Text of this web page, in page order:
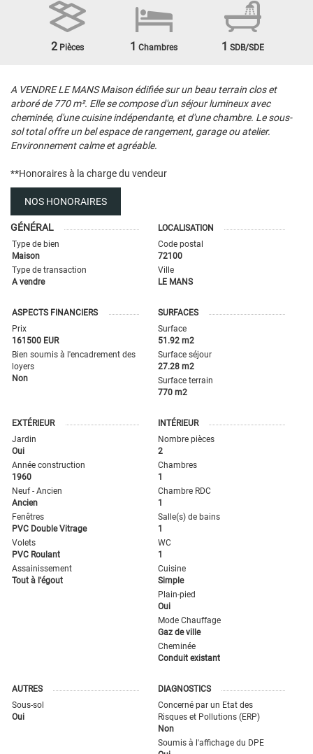
2 Pièces 1 Chambres 1 SDB/SDE
A VENDRE LE MANS Maison édifiée sur un beau terrain clos et
arboré de 770 m². Elle se compose d'un séjour lumineux avec
cheminée, d'une cuisine indépendante, et d'une chambre. Le sous-
sol total offre un bel espace de rangement, garage ou atelier.
Environnement calme et agréable.
**Honoraires à la charge du vendeur
NOS HONORAIRES
GÉNÉRAL
Type de bien
Maison
Type de transaction
A vendre
LOCALISATION
Code postal
72100
Ville
LE MANS
ASPECTS FINANCIERS
Prix
161500 EUR
Bien soumis à l'encadrement des
loyers
Non
SURFACES
Surface
51.92 m2
Surface séjour
27.28 m2
Surface terrain
770 m2
EXTÉRIEUR
Jardin
Oui
Année construction
1960
Neuf - Ancien
Ancien
Fenêtres
PVC Double Vitrage
Volets
PVC Roulant
Assainissement
Tout à l'égout
INTÉRIEUR
Nombre pièces
2
Chambres
1
Chambre RDC
1
Salle(s) de bains
1
WC
1
Cuisine
Simple
Plain-pied
Oui
Mode Chauffage
Gaz de ville
Cheminée
Conduit existant
AUTRES
Sous-sol
Oui
DIAGNOSTICS
Concerné par un Etat des
Risques et Pollutions (ERP)
Non
Soumis à l'affichage du DPE